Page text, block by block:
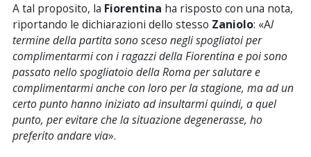
A tal proposito, la Fiorentina ha risposto con una nota,
riportando le dichiarazioni dello stesso Zaniolo: «Al
termine della partita sono sceso negli spogliatoi per
complimentarmi con i ragazzi della Fiorentina e poi sono
passato nello spogliatoio della Roma per salutare e
complimentarmi anche con loro per la stagione, ma ad un
certo punto hanno iniziato ad insultarmi quindi, a quel
punto, per evitare che la situazione degenerasse, ho
preferito andare via».